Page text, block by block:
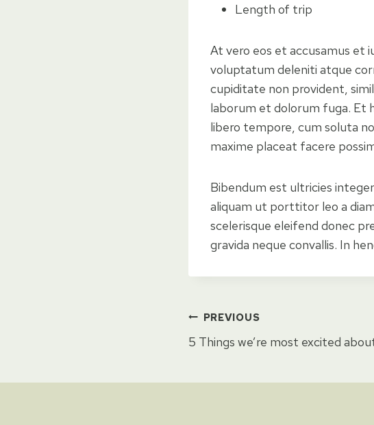
Length of trip
At vero eos et accusamus et
voluptatum deleniti atque
cupiditate non provident,
laborum et dolorum fuga. Et
libero tempore, cum soluta
maxime placeat facere
Bibendum est ultricies integer
aliquam ut porttitor leo a
scelerisque eleifend donec
gravida neque convallis. In
Post
PREVIOUS
5 Things we’re most excited